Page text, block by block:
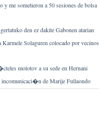
me sometieron a 50 sesiones de bolsa
den ez dakite Gabonen atarian
Solaguren colocado por vecinos
molotov a su sede en Hernani
de Marije Fullaondo